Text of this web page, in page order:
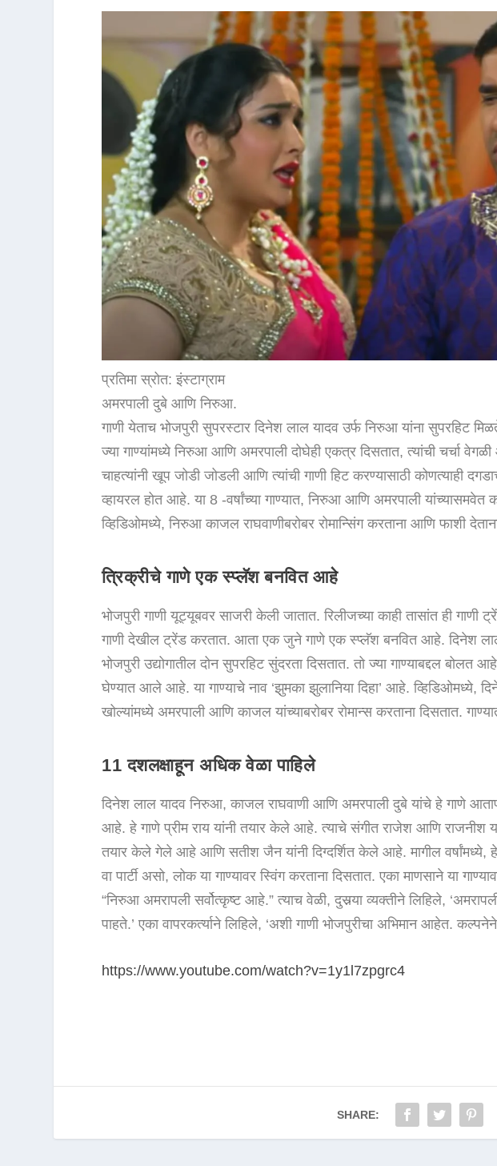
प्रतिमा स्रोत: इंस्टाग्राम
अमरपाली दुबे आणि निरुआ.
गाणी येताच भोजपुरी सुपरस्टार दिनेश लाल यादव उर्फ ​​निरुआ यांना सुपरहिट
ज्या गाण्यांमध्ये निरुआ आणि अमरपाली दोघेही एकत्र दिसतात, त्यांची चर्चा
चाहत्यांनी खूप जोडी जोडली आणि त्यांची गाणी हिट करण्यासाठी कोणत्याही
व्हायरल होत आहे. या 8 -वर्षांच्या गाण्यात, निरुआ आणि अमरपाली यांच्यासमवेत
व्हिडिओमध्ये, निरुआ काजल राघवाणीबरोबर रोमान्सिंग करताना आणि फाशी
त्रिक्रीचे गाणे एक स्प्लॅश बनवित आहे
भोजपुरी गाणी यूट्यूबवर साजरी केली जातात. रिलीजच्या काही तासांत ही
गाणी देखील ट्रेंड करतात. आता एक जुने गाणे एक स्प्लॅश बनवित आहे. दिनेश लाल
भोजपुरी उद्योगातील दोन सुपरहिट सुंदरता दिसतात. तो ज्या गाण्याबद्दल बोलत
घेण्यात आले आहे. या गाण्याचे नाव ‘झुमका झुलानिया दिहा’ आहे. व्हिडिओमध्ये,
खोल्यांमध्ये अमरपाली आणि काजल यांच्याबरोबर रोमान्स करताना दिसतात.
11 दशलक्षाहून अधिक वेळा पाहिले
दिनेश लाल यादव निरुआ, काजल राघवाणी आणि अमरपाली दुबे यांचे हे गाणे
आहे. हे गाणे प्रीम राय यांनी तयार केले आहे. त्याचे संगीत राजेश आणि
तयार केले गेले आहे आणि सतीश जैन यांनी दिग्दर्शित केले आहे. मागील
वा पार्टी असो, लोक या गाण्यावर स्विंग करताना दिसतात. एका माणसाने या
“निरुआ अमरापली सर्वोत्कृष्ट आहे.” त्याच वेळी, दुसर्‍या व्यक्तीने लिहिले,
पाहते.’ एका वापरकर्त्याने लिहिले, ‘अशी गाणी भोजपुरीचा अभिमान आहेत.
https://www.youtube.com/watch?v=1y1l7zpgrc4
SHARE: